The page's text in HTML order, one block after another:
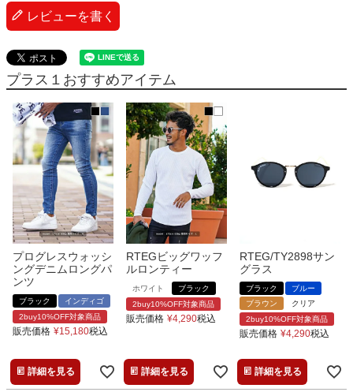
レビューを書く
プラス１おすすめアイテム
プログレスウォッシ
ングデニムロングパ
ンツ
ブラック
インディゴ
2buy10%OFF対象商品
販売価格 ¥15,180税込
詳細を見る
RTEGビッグワッフ
ルロンティー
ホワイト
ブラック
2buy10%OFF対象商品
販売価格 ¥4,290税込
詳細を見る
RTEG/TY2898サン
グラス
ブラック
ブルー
ブラウン
クリア
2buy10%OFF対象商品
販売価格 ¥4,290税込
詳細を見る